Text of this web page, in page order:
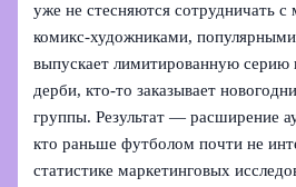
уже не стесняются сотрудничать с
комикс‑художниками,
выпускает лимитированную серию
дерби, кто‑то заказывает
группы. Результат — расширение
кто раньше футболом почти не
статистике маркетинговых